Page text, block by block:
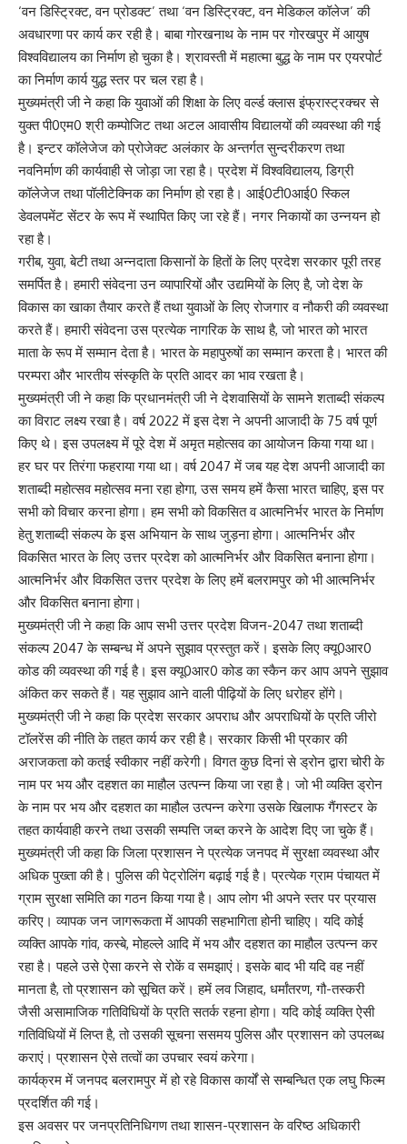
‘वन डिस्ट्रिक्ट, वन प्रोडक्ट’ तथा ‘वन डिस्ट्रिक्ट, वन मेडिकल कॉलेज’ की
अवधारणा पर कार्य कर रही है। बाबा गोरखनाथ के नाम पर गोरखपुर में आयुष
विश्वविद्यालय का निर्माण हो चुका है। श्रावस्ती में महात्मा बुद्ध के नाम पर एयरपोर्ट
का निर्माण कार्य युद्ध स्तर पर चल रहा है।
मुख्यमंत्री जी ने कहा कि युवाओं की शिक्षा के लिए वर्ल्ड क्लास इंफ्रास्ट्रक्चर से
युक्त पी0एम0 श्री कम्पोजिट तथा अटल आवासीय विद्यालयों की व्यवस्था की गई
है। इन्टर कॉलेजेज को प्रोजेक्ट अलंकार के अन्तर्गत सुन्दरीकरण तथा
नवनिर्माण की कार्यवाही से जोड़ा जा रहा है। प्रदेश में विश्वविद्यालय, डिग्री
कॉलेजेज तथा पॉलीटेक्निक का निर्माण हो रहा है। आई0टी0आई0 स्किल
डेवलपमेंट सेंटर के रूप में स्थापित किए जा रहे हैं। नगर निकायों का उन्नयन हो
रहा है।
गरीब, युवा, बेटी तथा अन्नदाता किसानों के हितों के लिए प्रदेश सरकार पूरी तरह
समर्पित है। हमारी संवेदना उन व्यापारियों और उद्यमियों के लिए है, जो देश के
विकास का खाका तैयार करते हैं तथा युवाओं के लिए रोजगार व नौकरी की व्यवस्था
करते हैं। हमारी संवेदना उस प्रत्येक नागरिक के साथ है, जो भारत को भारत
माता के रूप में सम्मान देता है। भारत के महापुरुषों का सम्मान करता है। भारत की
परम्परा और भारतीय संस्कृति के प्रति आदर का भाव रखता है।
मुख्यमंत्री जी ने कहा कि प्रधानमंत्री जी ने देशवासियों के सामने शताब्दी संकल्प
का विराट लक्ष्य रखा है। वर्ष 2022 में इस देश ने अपनी आजादी के 75 वर्ष पूर्ण
किए थे। इस उपलक्ष्य में पूरे देश में अमृत महोत्सव का आयोजन किया गया था।
हर घर पर तिरंगा फहराया गया था। वर्ष 2047 में जब यह देश अपनी आजादी का
शताब्दी महोत्सव महोत्सव मना रहा होगा, उस समय हमें कैसा भारत चाहिए, इस पर
सभी को विचार करना होगा। हम सभी को विकसित व आत्मनिर्भर भारत के निर्माण
हेतु शताब्दी संकल्प के इस अभियान के साथ जुड़ना होगा। आत्मनिर्भर और
विकसित भारत के लिए उत्तर प्रदेश को आत्मनिर्भर और विकसित बनाना होगा।
आत्मनिर्भर और विकसित उत्तर प्रदेश के लिए हमें बलरामपुर को भी आत्मनिर्भर
और विकसित बनाना होगा।
मुख्यमंत्री जी ने कहा कि आप सभी उत्तर प्रदेश विजन-2047 तथा शताब्दी
संकल्प 2047 के सम्बन्ध में अपने सुझाव प्रस्तुत करें। इसके लिए क्यू0आर0
कोड की व्यवस्था की गई है। इस क्यू0आर0 कोड का स्कैन कर आप अपने सुझाव
अंकित कर सकते हैं। यह सुझाव आने वाली पीढ़ियों के लिए धरोहर होंगे।
मुख्यमंत्री जी ने कहा कि प्रदेश सरकार अपराध और अपराधियों के प्रति जीरो
टॉलरेंस की नीति के तहत कार्य कर रही है। सरकार किसी भी प्रकार की
अराजकता को कतई स्वीकार नहीं करेगी। विगत कुछ दिनां से ड्रोन द्वारा चोरी के
नाम पर भय और दहशत का माहौल उत्पन्न किया जा रहा है। जो भी व्यक्ति ड्रोन
के नाम पर भय और दहशत का माहौल उत्पन्न करेगा उसके खिलाफ गैंगस्टर के
तहत कार्यवाही करने तथा उसकी सम्पत्ति जब्त करने के आदेश दिए जा चुके हैं।
मुख्यमंत्री जी कहा कि जिला प्रशासन ने प्रत्येक जनपद में सुरक्षा व्यवस्था और
अधिक पुख्ता की है। पुलिस की पेट्रोलिंग बढ़ाई गई है। प्रत्येक ग्राम पंचायत में
ग्राम सुरक्षा समिति का गठन किया गया है। आप लोग भी अपने स्तर पर प्रयास
करिए। व्यापक जन जागरूकता में आपकी सहभागिता होनी चाहिए। यदि कोई
व्यक्ति आपके गांव, कस्बे, मोहल्ले आदि में भय और दहशत का माहौल उत्पन्न कर
रहा है। पहले उसे ऐसा करने से रोकें व समझाएं। इसके बाद भी यदि वह नहीं
मानता है, तो प्रशासन को सूचित करें। हमें लव जिहाद, धर्मांतरण, गौ-तस्करी
जैसी असामाजिक गतिविधियों के प्रति सतर्क रहना होगा। यदि कोई व्यक्ति ऐसी
गतिविधियों में लिप्त है, तो उसकी सूचना ससमय पुलिस और प्रशासन को उपलब्ध
कराएं। प्रशासन ऐसे तत्वों का उपचार स्वयं करेगा।
कार्यक्रम में जनपद बलरामपुर में हो रहे विकास कार्यों से सम्बन्धित एक लघु फिल्म
प्रदर्शित की गई।
इस अवसर पर जनप्रतिनिधिगण तथा शासन-प्रशासन के वरिष्ठ अधिकारी